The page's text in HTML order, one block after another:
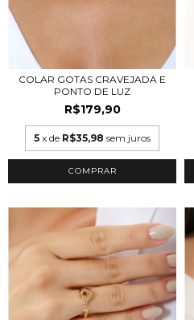
COLAR GOTAS CRAVEJADA E
PONTO DE LUZ
R$179,90
5 x de R$35,98 sem juros